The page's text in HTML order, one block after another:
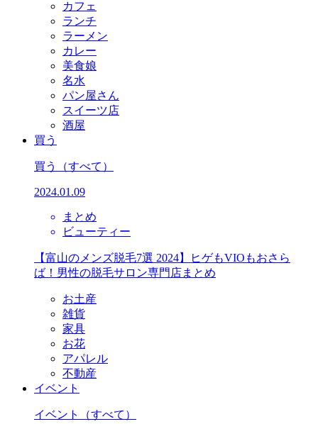
カフェ
ランチ
ラーメン
カレー
美食娘
名水
パン屋さん
スイーツ店
酒屋
買う
買う （すべて）
2024.01.09
まとめ
ビューティー
【富山のメンズ脱毛7選 2024】ヒゲもVIOもおさら
ば！男性の脱毛サロン専門店まとめ
お土産
雑貨
家具
お花
アパレル
不動産
イベント
イベント （すべて）